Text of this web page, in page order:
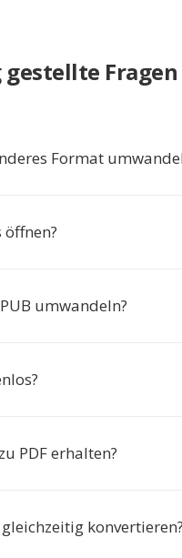
Fragen
Format
umwandeln?
PDF erhalten?
konvertieren?